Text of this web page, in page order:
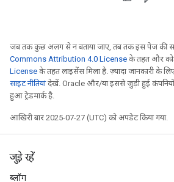
जब तक कुछ अलग से न बताया जाए, तब तक इस पेज की
Commons Attribution 4.0 License के तहत और
License के तहत लाइसेंस मिला है. ज़्यादा जानकारी के
साइट नीतियांदेखें. Oracle और/या इससे जुड़ी हुई कंपनियों
हुआ ट्रेडमार्क है.
आखिरी बार 2025-07-27 (UTC) को अपडेट किया गया.
जुड़े रहें
ब्लॉग